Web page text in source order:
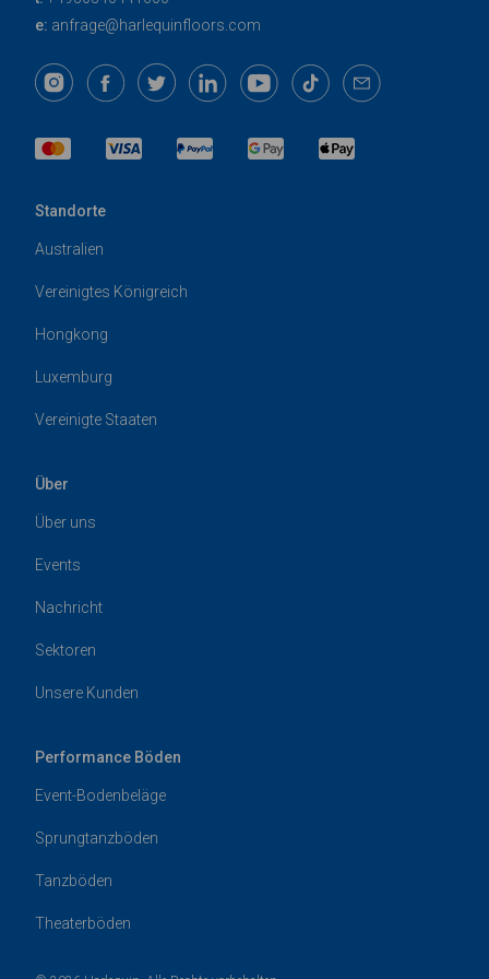
e: anfrage@harlequinfloors.com
Standorte
Australien
Vereinigtes Königreich
Hongkong
Luxemburg
Vereinigte Staaten
Über
Über uns
Events
Nachricht
Sektoren
Unsere Kunden
Performance Böden
Event-Bodenbeläge
Sprungtanzböden
Tanzböden
Theaterböden